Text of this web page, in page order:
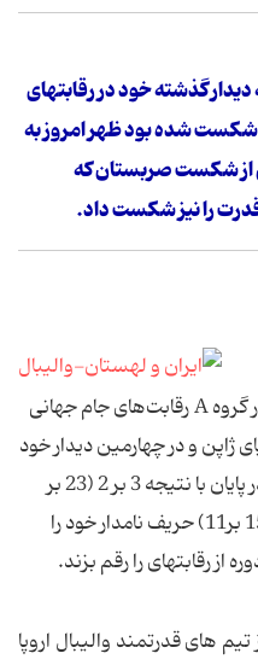
گذشته خود در رقابتهای
شده بود ظهر امروز به
شکست صربستان که
را نیز شکست داد.
تیم والیبال ایران امروز پنجشنبه در گروه A رقابت‌های جام جهانی
ژاپن و در چهارمین دیدار خود
به مصاف تیم ملی لهستان رفت و در پایان با نتیجه 3 بر 2 (23 بر
25، 28 بر 26، 8 بر 25، 26 بر 24 و 15 بر11) حریف نامدار خود را
رقابتهای را رقم بزند.
های قدرتمند والیبال اروپا